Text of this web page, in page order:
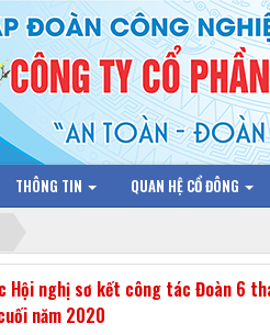
THÔNG TIN QUAN HỆ CỔ ĐÔNG
Hội nghị sơ kết công tác Đoàn 6
năm 2020